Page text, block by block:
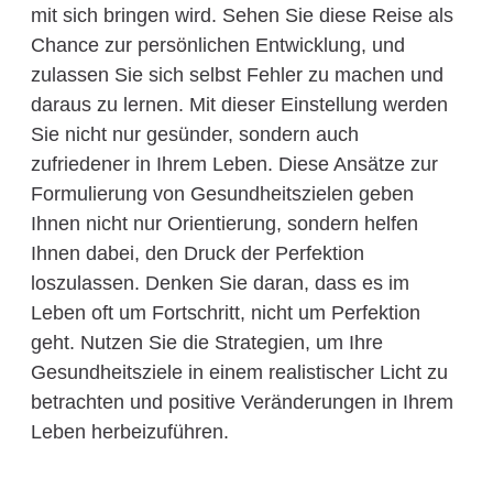
mit sich bringen wird. Sehen Sie diese Reise als
Chance zur persönlichen Entwicklung, und
zulassen Sie sich selbst Fehler zu machen und
daraus zu lernen. Mit dieser Einstellung werden
Sie nicht nur gesünder, sondern auch
zufriedener in Ihrem Leben. Diese Ansätze zur
Formulierung von Gesundheitszielen geben
Ihnen nicht nur Orientierung, sondern helfen
Ihnen dabei, den Druck der Perfektion
loszulassen. Denken Sie daran, dass es im
Leben oft um Fortschritt, nicht um Perfektion
geht. Nutzen Sie die Strategien, um Ihre
Gesundheitsziele in einem realistischer Licht zu
betrachten und positive Veränderungen in Ihrem
Leben herbeizuführen.